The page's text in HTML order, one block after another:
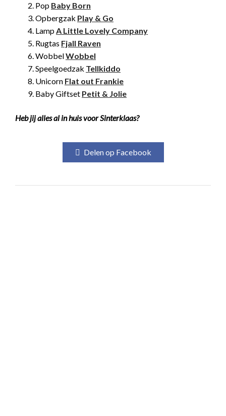
Pop Baby Born
Opbergzak Play & Go
LampA Little Lovely Company
Rugtas Fjall Raven
WobbelWobbel
Speelgoedzak Tellkiddo
Unicorn Flat out Frankie
Baby Giftset Petit & Jolie
Heb jij alles al in huis voor Sinterklaas?
Delen op Facebook